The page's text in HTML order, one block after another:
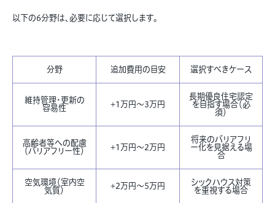
以下の6分野は、必要に応じて選択します。
分野 追加費用の目安 選択すべきケース
維持管理・更新の
容易性
+1万円〜3万円
長期優良住宅認定
を目指す場合（必
須）
高齢者等への配慮
（バリアフリー性）
+1万円〜2万円
将来のバリアフリ
ー化を見据える場
合
空気環境（室内空
気質）
+2万円〜5万円
シックハウス対策
を重視する場合